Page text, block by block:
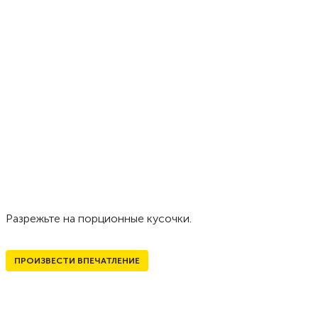
Разрежьте на порционные кусочки.
ПРОИЗВЕСТИ ВПЕЧАТЛЕНИЕ